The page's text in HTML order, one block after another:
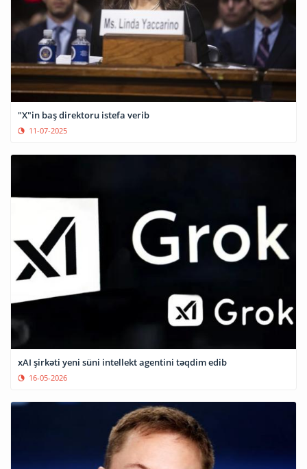
"X"in baş direktoru istefa verib
11-07-2025
xAI şirkəti yeni süni intellekt agentini təqdim edib
16-05-2026